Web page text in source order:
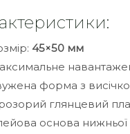
45×50 мм
форма з
глянцевий
основа нижньої